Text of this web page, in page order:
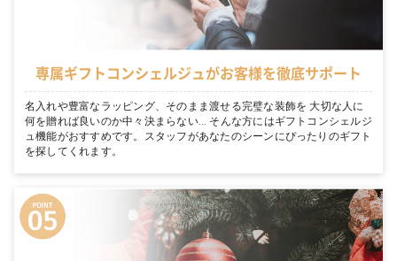
専属ギフトコンシェルジュがお客様を徹底サポート
名入れや豊富なラッピング、そのまま渡せる完璧な装飾を 大切な人に
何を贈れば良いのか中々決まらない… そんな方にはギフトコンシェルジ
ュ機能がおすすめです。スタッフがあなたのシーンにぴったりのギフト
を探してくれます。